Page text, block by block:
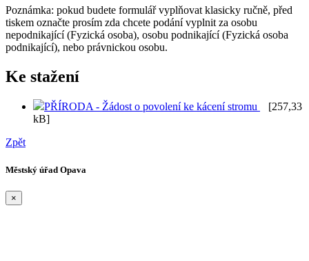
Poznámka: pokud budete formulář vyplňovat klasicky ručně, před
tiskem označte prosím zda chcete podání vyplnit za osobu
nepodnikající (Fyzická osoba), osobu podnikající (Fyzická osoba
podnikající), nebo právnickou osobu.
Ke stažení
PŘÍRODA - Žádost o povolení ke kácení stromu
[257,33
kB]
Zpět
Městský úřad Opava
×